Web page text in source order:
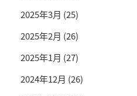
2025年3月 (25)
2025年2月 (26)
2025年1月 (27)
2024年12月 (26)